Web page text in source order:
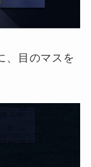
、目のマスを